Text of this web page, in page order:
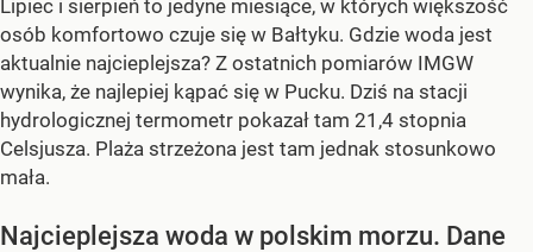
Lipiec i sierpień to jedyne miesiące, w których większość
osób komfortowo czuje się w Bałtyku. Gdzie woda jest
aktualnie najcieplejsza? Z ostatnich pomiarów IMGW
wynika, że najlepiej kąpać się w Pucku. Dziś na stacji
hydrologicznej termometr pokazał tam 21,4 stopnia
Celsjusza. Plaża strzeżona jest tam jednak stosunkowo
mała.
Najcieplejsza woda w polskim morzu. Dane